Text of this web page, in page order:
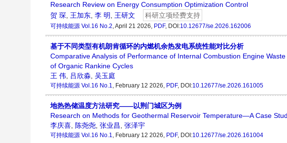
Research Review on Energy Consumption Optimization Control
贺 琛
王加东 李 明 王研文 科研立项经费支持
可持续能源 Vol.16 No.2, April 21 2026, PDF, DOI:10.12677/se.2026.162006
基于不同类型有机朗肯循环的内燃机余热发电系统性能对比分析
Comparative Analysis of Performance of Internal Combustion Engine
of Organic Rankine Cycles
王 伟
吕欣淼 吴玉庭
可持续能源 Vol.16 No.1, February 12 2026, PDF, DOI:10.12677/se.2026.161005
地热热储温度方法研究——以荆门城区为例
Research on Methods for Geothermal Reservoir Temperature—A Case
李庆喜
陈尧尧 张业昌 张泽宇
可持续能源 Vol.16 No.1, February 12 2026, PDF, DOI:10.12677/se.2026.161004